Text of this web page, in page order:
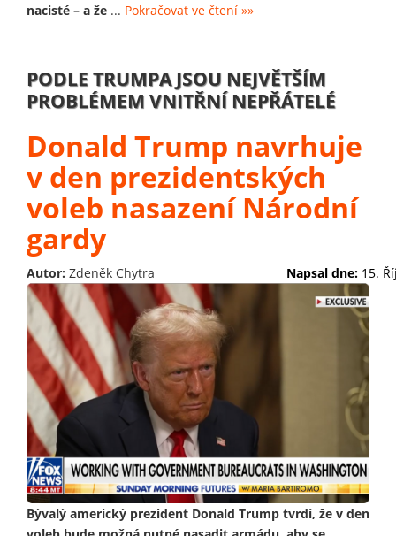
nacisté – a že ... Pokračovat ve čtení »»
PODLE TRUMPA JSOU NEJVĚTŠÍM
PROBLÉMEM VNITŘNÍ NEPŘÁTELÉ
Donald Trump navrhuje
v den prezidentských
voleb nasazení Národní
gardy
Autor: Zdeněk Chytra Napsal dne: 15.
Bývalý americký prezident Donald Trump tvrdí, že v den